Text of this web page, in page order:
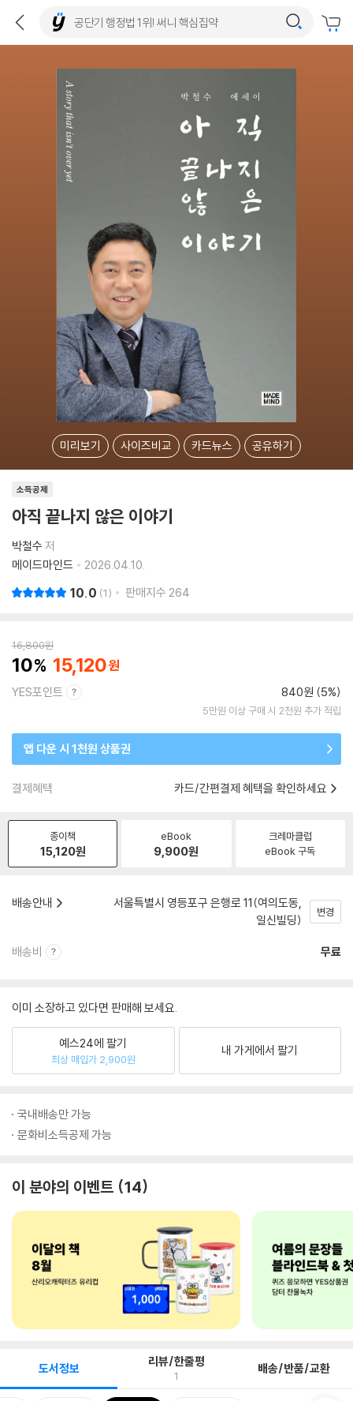
미리보기 사이즈비교 카드뉴스 공유하기
소득공제
아직 끝나지 않은 이야기
박철수 저
메이드마인드
2026.04.10.
10.0 1 판매지수 264
16,800원
10 15,120
YES포인트 840원 (5%)
5만원 이상 구매 시 2천원 추가 적립
앱 다운 시 1천원 상품권
결제혜택 카드/간편결제 혜택을 확인하세요
종이책
15,120원
eBook
9,900원
크레마클럽
eBook 구독
배송안내
서울특별시 영등포구 은행로 11(여의도동,
일신빌딩)
변경
배송비 무료
이미 소장하고 있다면 판매해 보세요.
예스24에 팔기
최상 매입가 2,900원
내 가게에서 팔기
국내배송만 가능
문화비소득공제 가능
이 분야의 이벤트 14
도서정보 리뷰/한줄평
1 배송/반품/교환